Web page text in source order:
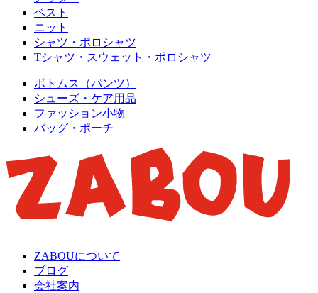
ベスト
ニット
シャツ・ポロシャツ
Tシャツ・スウェット・ポロシャツ
ボトムス（パンツ）
シューズ・ケア用品
ファッション小物
バッグ・ポーチ
ZABOUについて
ブログ
会社案内